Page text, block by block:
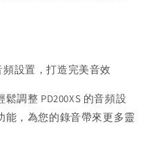
頻設置，打造完美音效
調整 PD200XS 的音頻設
能，為您的錄音帶來更多靈